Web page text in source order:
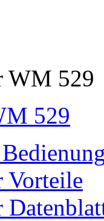
WM 529
529
Vorteile